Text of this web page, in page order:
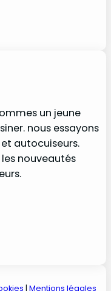
un jeune
nous essayons
autocuiseurs.
nouveautés
| Mentions légales